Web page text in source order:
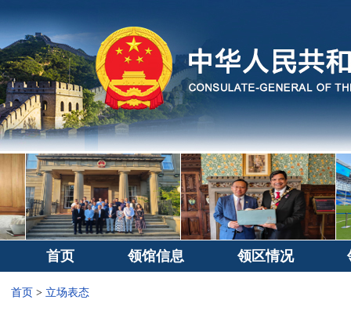
首页 领馆信息 领区情况
首页 > 立场表态